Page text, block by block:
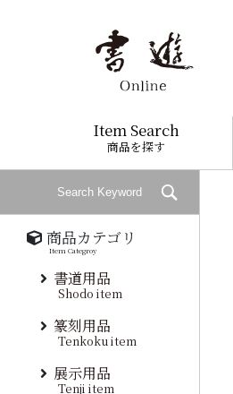
Item Search
商品を探す
商品カテゴリ
Item Categroy
書道用品
Shodo item
篆刻用品
Tenkoku item
展示用品
Tenji item